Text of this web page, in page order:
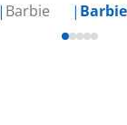
Barbie